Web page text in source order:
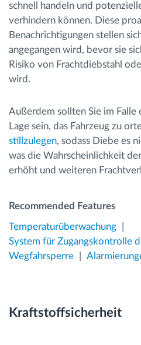
schnell handeln und
verhindern können. Diese
Benachrichtigungen stellen
angegangen wird, bevor sie
Risiko von Frachtdiebstahl
wird.
Außerdem sollten Sie im Falle
Lage sein, das Fahrzeug zu
stillzulegen, sodass Diebe es
was die Wahrscheinlichkeit
erhöht und weiteren
Recommended Features
Temperaturüberwachung
System für Zugangskontrolle
Wegfahrsperre
Kraftstoffsicherheit